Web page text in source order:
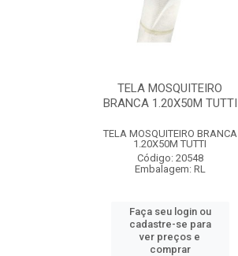
TELA MOSQUITEIRO
BRANCA 1.20X50M TUTTI
TELA MOSQUITEIRO BRANCA
1.20X50M TUTTI
Código: 20548
Embalagem: RL
Faça seu login ou
cadastre-se para
ver preços e
comprar